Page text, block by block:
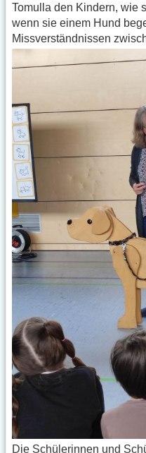
Tomulla den Kindern, wie
wenn sie einem Hund
Missverständnissen
Die Schülerinnen und